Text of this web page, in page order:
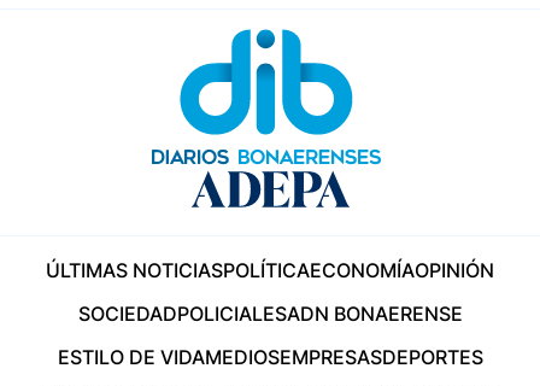
ÚLTIMAS NOTICIASPOLÍTICAECONOMÍAOPINIÓN
SOCIEDADPOLICIALESADN BONAERENSE
ESTILO DE VIDAMEDIOSEMPRESASDEPORTES